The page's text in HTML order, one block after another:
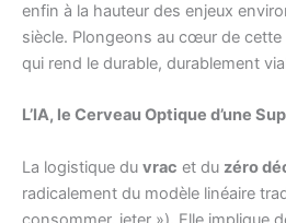
enfin à la hauteur des enjeux
siècle. Plongeons au cœur de
qui rend le durable, durablement
L’IA, le Cerveau Optique d’une
La logistique du vrac et du zéro
radicalement du modèle linéaire